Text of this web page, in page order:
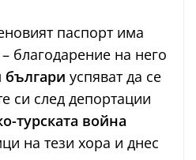
паспорт има
благодарение на него
българи успяват да се
си след депортации
турската война
на тези хора и днес